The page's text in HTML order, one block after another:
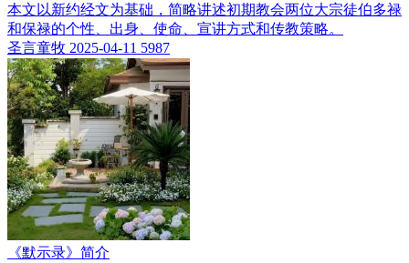
本文以新约经文为基础，简略讲述初期教会两位大宗徒伯多禄
和保禄的个性、出身、使命、宣讲方式和传教策略。
圣言童牧 2025-04-11 5987
《默示录》简介